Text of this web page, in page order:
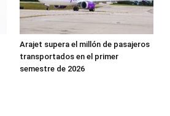
Arajet supera el millón de pasajeros
transportados en el primer
semestre de 2026